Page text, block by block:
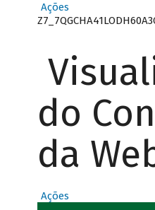
Ações
do
da
Ações